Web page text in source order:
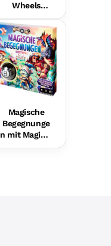
Wheels
Custom ’62
Chevy
Pickup
Bauset (858
Teile), Für
Sammler
Magische
Begegnunge
n mit Magic 8
Ball